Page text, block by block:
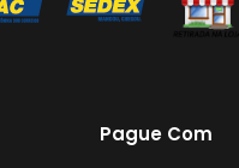
Pague Com